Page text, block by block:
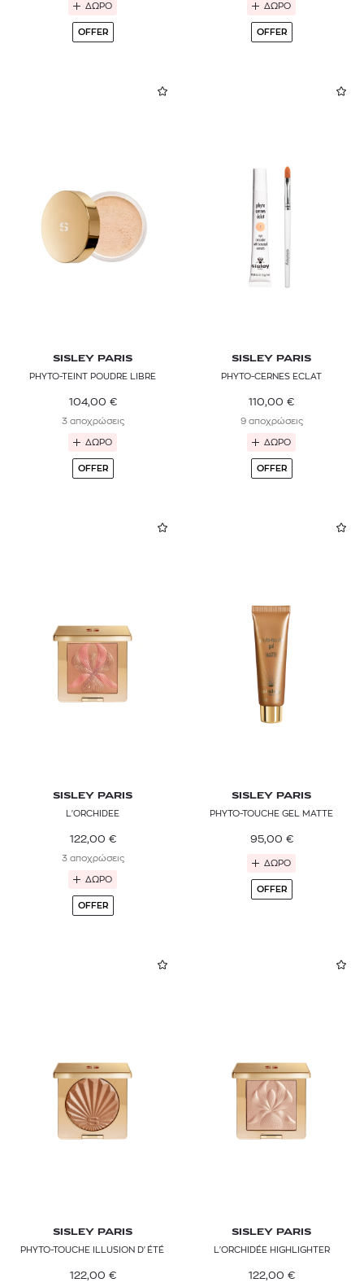
ΔΩΡΟ
OFFER
ΔΩΡΟ
OFFER
SISLEY PARIS
PHYTO-TEINT POUDRE LIBRE
104,00 €
3 αποχρώσεις
ΔΩΡΟ
OFFER
SISLEY PARIS
PHYTO-CERNES ECLAT
110,00 €
9 αποχρώσεις
ΔΩΡΟ
OFFER
SISLEY PARIS
L'ORCHIDEE
122,00 €
3 αποχρώσεις
ΔΩΡΟ
OFFER
SISLEY PARIS
PHYTO-TOUCHE GEL MATTE
95,00 €
ΔΩΡΟ
OFFER
SISLEY PARIS
PHYTO-TOUCHE ILLUSION D'ÉTÉ
122,00 €
SISLEY PARIS
L'ORCHIDÉE HIGHLIGHTER
122,00 €